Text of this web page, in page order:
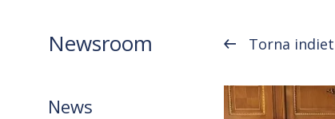
Newsroom
News
Torna